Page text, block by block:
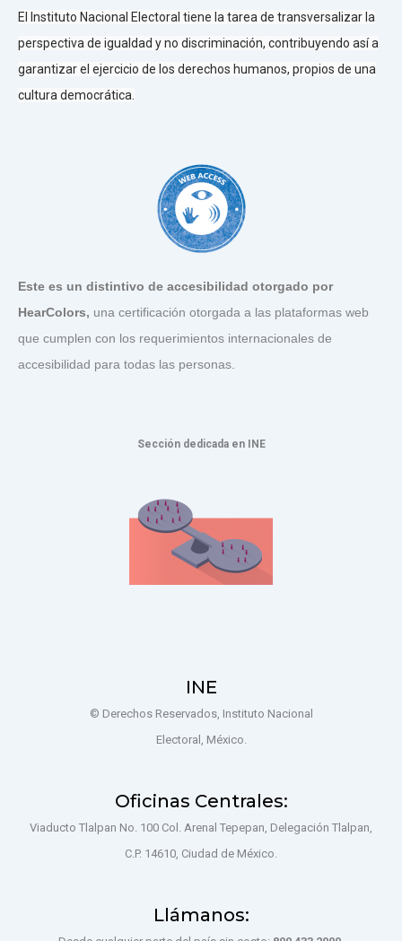
El Instituto Nacional Electoral tiene la tarea de transversalizar la
perspectiva de igualdad y no discriminación, contribuyendo así a
garantizar el ejercicio de los derechos humanos, propios de una
cultura democrática.
Este es un distintivo de accesibilidad otorgado por
HearColors, una certificación otorgada a las plataformas web
que cumplen con los requerimientos internacionales de
accesibilidad para todas las personas.
Sección dedicada en INE
INE
© Derechos Reservados, Instituto Nacional
Electoral, México.
Oficinas Centrales:
Viaducto Tlalpan No. 100 Col. Arenal Tepepan, Delegación Tlalpan,
C.P. 14610, Ciudad de México.
Llámanos: